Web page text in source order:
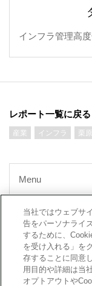
インフラ管理高
レポート一覧に戻る
産業 インフラ 栗
Menu
社長メッセージ
レポート
当社ではウェブサ
告をパーソナライ
するために、
を受け入れる」を
存することに同意
用目的や詳細は当
オプトアウトや